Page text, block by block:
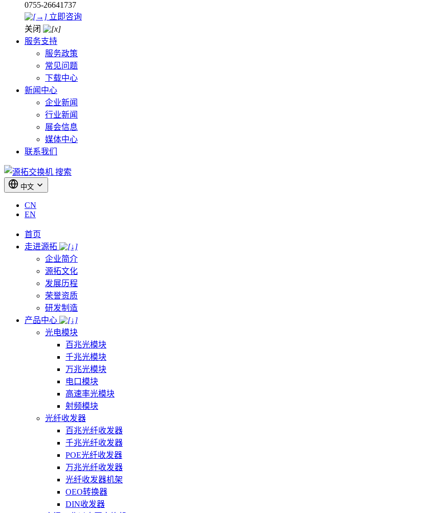
0755-26641737
立即咨询
关闭
服务支持
服务政策
常见问题
下载中心
新闻中心
企业新闻
行业新闻
展会信息
媒体中心
联系我们
搜索
中文
CN
EN
首页
走进源拓
企业简介
源拓文化
发展历程
荣誉资质
研发制造
产品中心
光电模块
百兆光模块
千兆光模块
万兆光模块
电口模块
高速率光模块
射频模块
光纤收发器
百兆光纤收发器
千兆光纤收发器
POE光纤收发器
万兆光纤收发器
光纤收发器机架
OEO转换器
DIN收发器